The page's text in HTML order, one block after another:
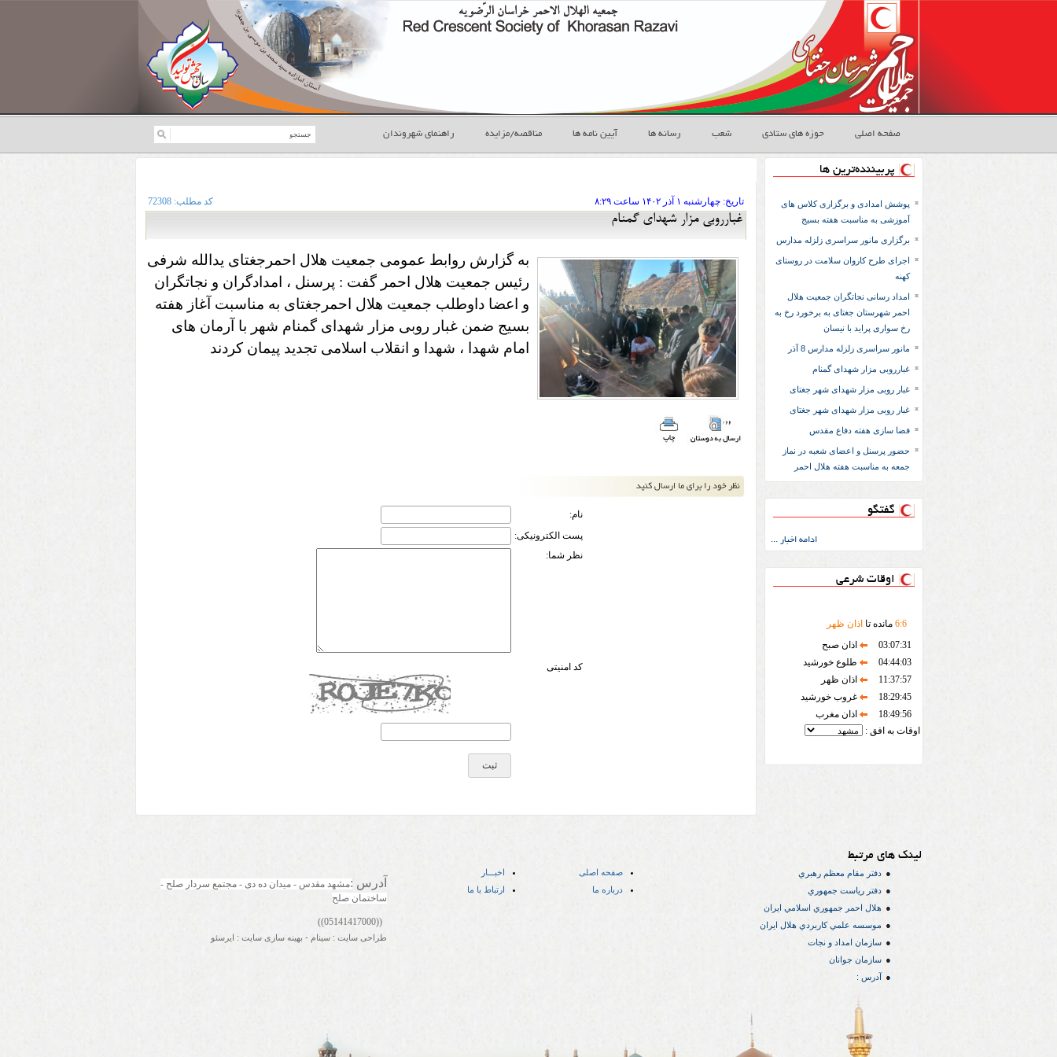
صفحه اصلی حوزه های ستادی شعب رسانه ها آیین نامه ها مناقصه/مزایده راهنمای شهروندان
پربیننده‌ترین ها
پوشش امدادی و برگزاری کلاس های
آموزشی به مناسبت هفته بسیج
برگزاری مانور سراسری زلزله مدارس
اجرای طرح کاروان سلامت در روستای
کهنه
امداد رسانی نجاتگران جمعیت هلال
احمر شهرستان جغتای به برخورد رخ به
رخ سواری پراید با نیسان
مانور سراسری زلزله مدارس 8 آذر
غبارروبی مزار شهدای گمنام
غبار روبی مزار شهدای شهر جغتای
غبار روبی مزار شهدای شهر جغتای
فضا سازی هفته دفاع مقدس
حضور پرسنل و اعضای شعبه در نماز
جمعه به مناسبت هفته هلال احمر
گفتگو
ادامه اخبار ...
اوقات شرعی
6:6 مانده تا اذان ظهر
03:07:31
اذان صبح
04:44:03
طلوع خورشید
11:37:57
اذان ظهر
18:29:45
غروب خورشید
18:49:56
اذان مغرب
اوقات به افق :
تاريخ: ۱۴۰۲ چهارشنبه ۱ آذر ساعت ۸:۲۹ کد مطلب: 72308
غبارروبی مزار شهدای گمنام
به گزارش روابط عمومی جمعیت هلال احمرجغتای یدالله شرفی
رئیس جمعیت هلال احمر گفت : پرسنل ، امدادگران و نجاتگران
و اعضا داوطلب جمعیت هلال احمرجغتای به مناسبت آغاز هفته
بسیج ضمن غبار روبی مزار شهدای گمنام شهر با آرمان های
امام شهدا ، شهدا و انقلاب اسلامی تجدید پیمان کردند
نام:
پست الکترونیکی:
نظر شما:
کد امنیتی
لینک های مرتبط
دفتر مقام معظم رهبري
دفتر رياست جمهوري
هلال احمر جمهوري اسلامي ايران
موسسه علمي كاربردي هلال ایران
سازمان امداد و نجات
سازمان جوانان
آدرس :
صفحه اصلی
اخبـــار
درباره ما
ارتباط با ما آدرس :
ساختمان صلح
((05141417000))
طراحی سایت : سینام - بهینه سازی سایت : ایرسئو